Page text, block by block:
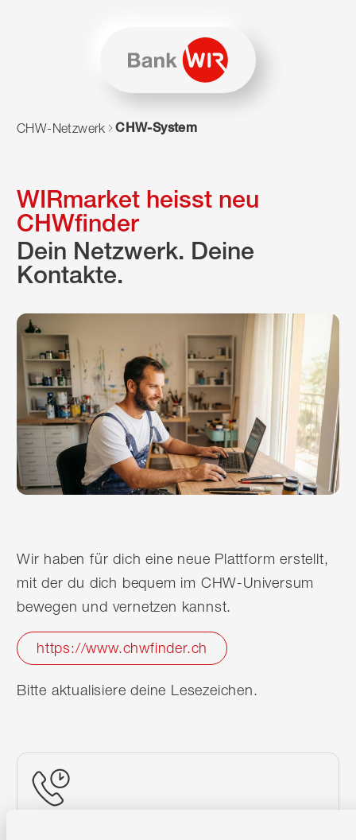
Zum Navigieren dieser Seite wird JavaScript benötigt.
CHW-Netzwerk CHW-System
WIRmarket heisst neu
CHWfinder
Dein Netzwerk. Deine
Kontakte.
Wir haben für dich eine neue Plattform erstellt,
mit der du dich bequem im CHW-Universum
bewegen und vernetzen kannst.
https://www.chwfinder.ch
Bitte aktualisiere deine Lesezeichen.